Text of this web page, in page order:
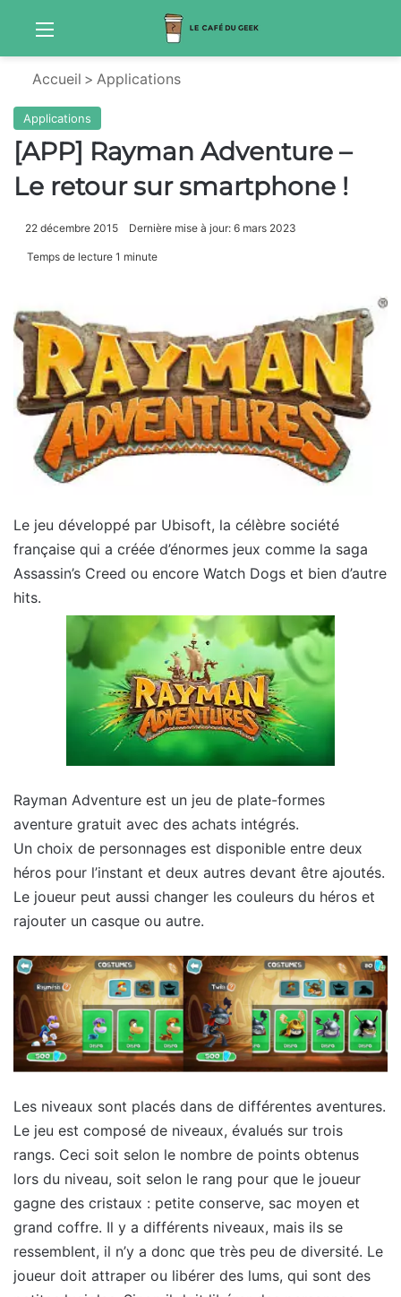
Accueil > Applications
Applications
[APP] Rayman Adventure –
Le retour sur smartphone !
22 décembre 2015 Dernière mise à jour: 6 mars 2023
Temps de lecture 1 minute
Le jeu développé par Ubisoft, la célèbre société
française qui a créée d’énormes jeux comme la saga
Assassin’s Creed ou encore Watch Dogs et bien d’autre
hits.
Rayman Adventure est un jeu de plate-formes
aventure gratuit avec des achats intégrés.
Un choix de personnages est disponible entre deux
héros pour l’instant et deux autres devant être ajoutés.
Le joueur peut aussi changer les couleurs du héros et
rajouter un casque ou autre.
Les niveaux sont placés dans de différentes aventures.
Le jeu est composé de niveaux, évalués sur trois
rangs. Ceci soit selon le nombre de points obtenus
lors du niveau, soit selon le rang pour que le joueur
gagne des cristaux : petite conserve, sac moyen et
grand coffre. Il y a différents niveaux, mais ils se
ressemblent, il n’y a donc que très peu de diversité. Le
joueur doit attraper ou libérer des lums, qui sont des